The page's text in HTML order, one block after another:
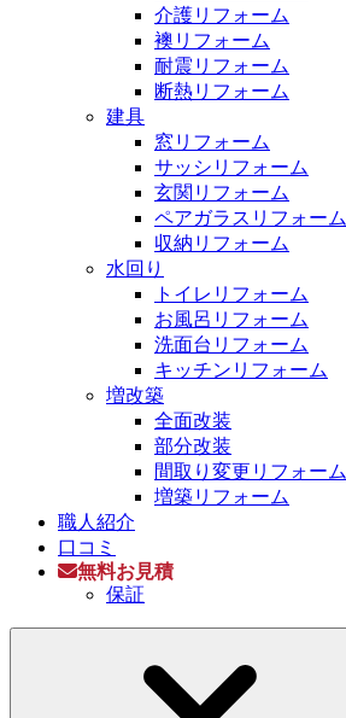
介護リフォーム
襖リフォーム
耐震リフォーム
断熱リフォーム
建具
窓リフォーム
サッシリフォーム
玄関リフォーム
ペアガラスリフォーム
収納リフォーム
水回り
トイレリフォーム
お風呂リフォーム
洗面台リフォーム
キッチンリフォーム
増改築
全面改装
部分改装
間取り変更リフォーム
増築リフォーム
職人紹介
口コミ
無料お見積
保証